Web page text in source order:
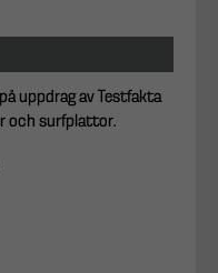
uppdrag av Testfakta
och surfplattor.